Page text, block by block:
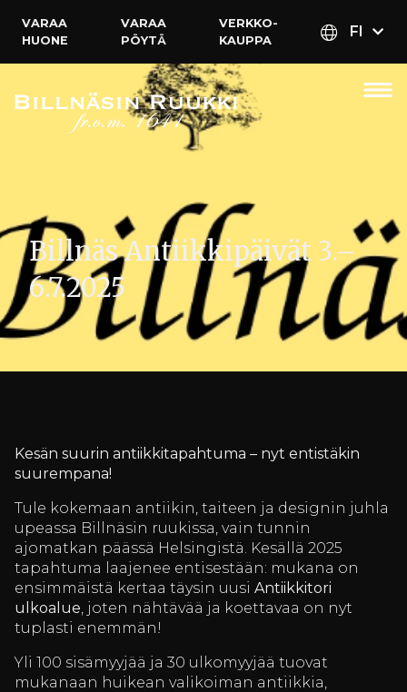
VARAA
HUONE
VARAA
PÖYTÄ
VERKKO­
KAUPPA
FI
Billnäs Antiikkipäivät 3.–
6.7.2025
Kesän suurin antiikkitapahtuma – nyt entistäkin
suurempana!
Tule kokemaan antiikin, taiteen ja designin juhla
upeassa Billnäsin ruukissa, vain tunnin
ajomatkan päässä Helsingistä. Kesällä 2025
tapahtuma laajenee entisestään: mukana on
ensimmäistä kertaa täysin uusi Antiikkitori
ulkoalue, joten nähtävää ja koettavaa on nyt
tuplasti enemmän!
Yli 100 sisämyyjää ja 30 ulkomyyjää tuovat
mukanaan huikean valikoiman antiikkia,